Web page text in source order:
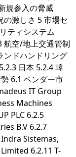
規参入の脅威
の激しさ 5 市場セ
ティシステム
航空/地上交通管制
ンドハンドリング
日本 5.2.4 韓
6.1 ベンダー市
IT Group
Machines
PLC 6.2.5
B.V 6.2.7
Sistemas,
6.2.11 T-